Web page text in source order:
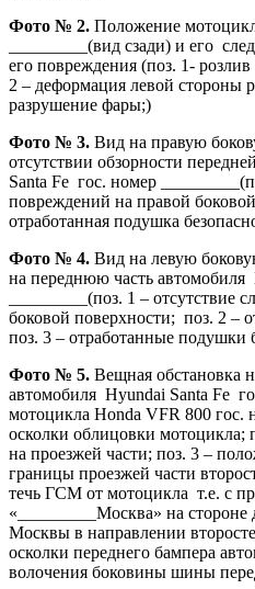
Фото № 2. Положение
_________(вид сзади) и его
его повреждения (поз. 1-
2 – деформация левой стороны
разрушение фары;)
Фото № 3. Вид на правую
отсутствии обзорности
Santa Fe гос. номер
повреждений на правой
отработанная подушка
Фото № 4. Вид на левую
на переднюю часть
_________(поз. 1 – отсутствие
боковой поверхности; поз. 2 –
поз. 3 – отработанные подушки
Фото № 5. Вещная обстановка
автомобиля Hyundai Santa Fe
мотоцикла Hondа VFR 800 гос.
осколки облицовки мотоцикла;
на проезжей части; поз. 3 –
границы проезжей части
течь ГСМ от мотоцикла т.е. с
«_________Москва» на стороне
Москвы в направлении
осколки переднего бампера
волочения боковины шины